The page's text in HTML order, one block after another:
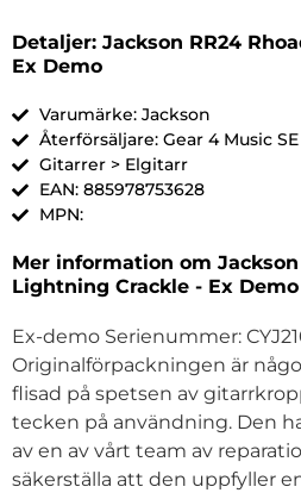
Detaljer: Jackson RR24
Ex Demo
Varumärke: Jackson
Återförsäljare: Gear 4 Music SE
Gitarrer > Elgitarr
EAN: 885978753628
MPN:
Mer information om Jackson
Lightning Crackle - Ex Demo
Ex-demo Serienummer:
Originalförpackningen är
flisad på spetsen av
tecken på användning. Den
av en av vårt team av
säkerställa att den uppfyller